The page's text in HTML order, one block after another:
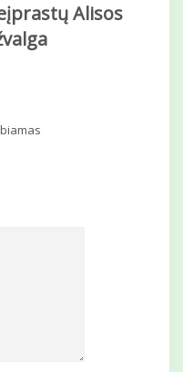
Alisos